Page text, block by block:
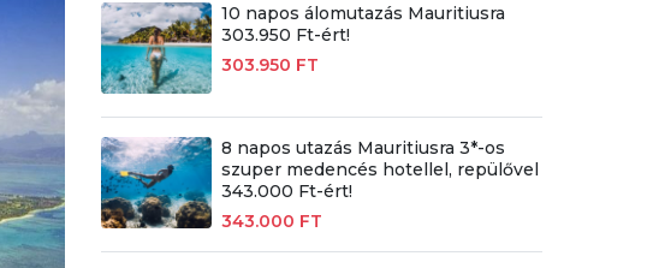
10 napos álomutazás Mauritiusra
303.950 Ft-ért!
303.950 FT
8 napos utazás Mauritiusra 3*-os
szuper medencés hotellel, repülővel
343.000 Ft-ért!
343.000 FT